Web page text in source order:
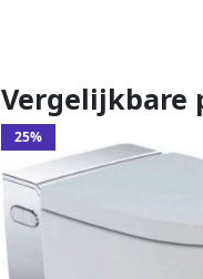
Vergelijkbare
25%